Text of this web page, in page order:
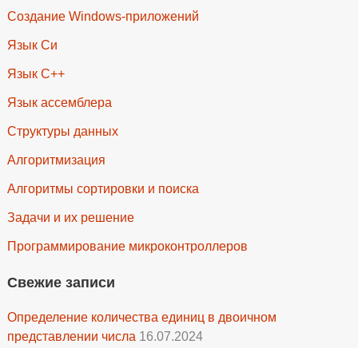
Создание Windows-приложений
Язык Си
Язык C++
Язык ассемблера
Структуры данных
Алгоритмизация
Алгоритмы сортировки и поиска
Задачи и их решение
Программирование микроконтроллеров
Свежие записи
Определение количества единиц в двоичном
представлении числа 16.07.2024